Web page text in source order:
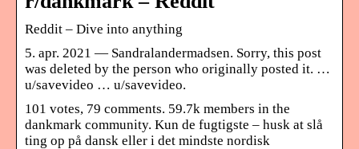
Reddit – Dive into anything
5. apr. 2021 — Sandralandermadsen. Sorry, this post
was deleted by the person who originally posted it. …
u/savevideo … u/savevideo.
101 votes, 79 comments. 59.7k members in the
dankmark community. Kun de fugtigste – husk at slå
ting op på dansk eller i det mindste nordisk